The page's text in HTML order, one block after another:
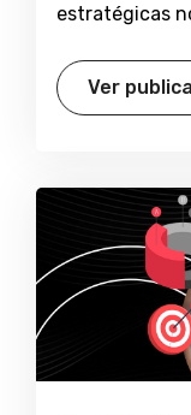
estratégicas
Ver